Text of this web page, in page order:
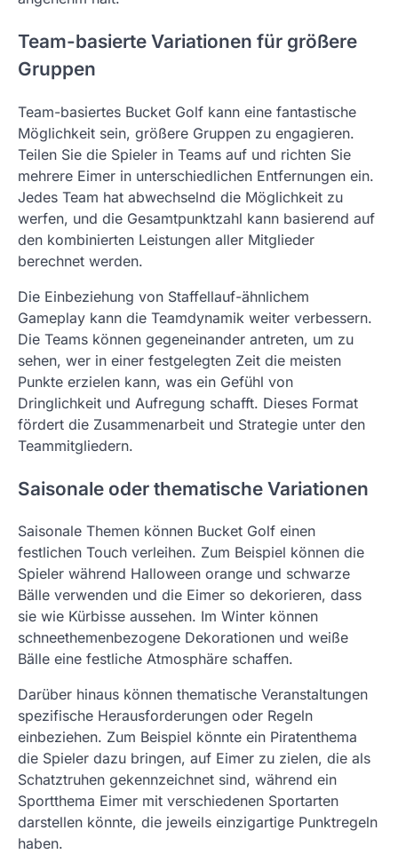
Team-basierte Variationen für größere
Gruppen
Team-basiertes Bucket Golf kann eine fantastische
Möglichkeit sein, größere Gruppen zu engagieren.
Teilen Sie die Spieler in Teams auf und richten Sie
mehrere Eimer in unterschiedlichen Entfernungen ein.
Jedes Team hat abwechselnd die Möglichkeit zu
werfen, und die Gesamtpunktzahl kann basierend auf
den kombinierten Leistungen aller Mitglieder
berechnet werden.
Die Einbeziehung von Staffellauf-ähnlichem
Gameplay kann die Teamdynamik weiter verbessern.
Die Teams können gegeneinander antreten, um zu
sehen, wer in einer festgelegten Zeit die meisten
Punkte erzielen kann, was ein Gefühl von
Dringlichkeit und Aufregung schafft. Dieses Format
fördert die Zusammenarbeit und Strategie unter den
Teammitgliedern.
Saisonale oder thematische Variationen
Saisonale Themen können Bucket Golf einen
festlichen Touch verleihen. Zum Beispiel können die
Spieler während Halloween orange und schwarze
Bälle verwenden und die Eimer so dekorieren, dass
sie wie Kürbisse aussehen. Im Winter können
schneethemenbezogene Dekorationen und weiße
Bälle eine festliche Atmosphäre schaffen.
Darüber hinaus können thematische Veranstaltungen
spezifische Herausforderungen oder Regeln
einbeziehen. Zum Beispiel könnte ein Piratenthema
die Spieler dazu bringen, auf Eimer zu zielen, die als
Schatztruhen gekennzeichnet sind, während ein
Sportthema Eimer mit verschiedenen Sportarten
darstellen könnte, die jeweils einzigartige Punktregeln
haben.